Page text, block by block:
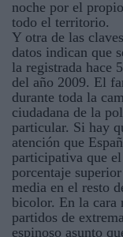
noche por el
todo el territorio.
Y otra de las
datos indican que
la registrada hace
del año 2009. El
durante toda la
ciudadana de la
particular. Si hay
atención que
participativa que
porcentaje
media en el resto
bicolor. En la cara
partidos de
espinoso asunto